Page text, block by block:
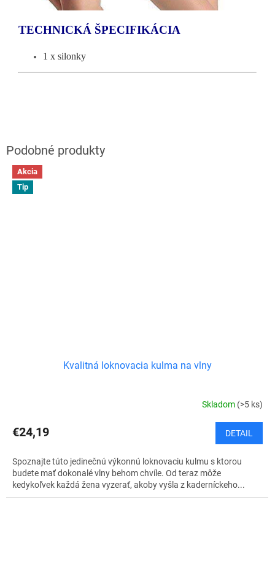
TECHNICKÁ ŠPECIFIKÁCIA
1 x silonky
Akcia
Tip
Kvalitná loknovacia kulma na vlny
Skladom (>5 ks)
€24,19 DETAIL
Spoznajte túto jedinečnú výkonnú loknovaciu kulmu s ktorou
budete mať dokonalé vlny behom chvíle. Od teraz môže
kedykoľvek každá žena vyzerať, akoby vyšla z kaderníckeho...